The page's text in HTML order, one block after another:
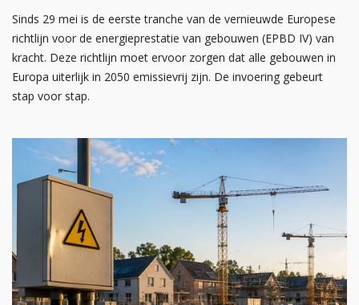
Sinds 29 mei is de eerste tranche van de vernieuwde Europese
richtlijn voor de energieprestatie van gebouwen (EPBD IV) van
kracht. Deze richtlijn moet ervoor zorgen dat alle gebouwen in
Europa uiterlijk in 2050 emissievrij zijn. De invoering gebeurt
stap voor stap.